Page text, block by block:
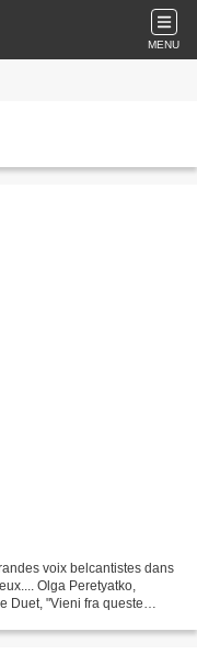
MENU
voix belcantistes dans
Olga Peretyatko,
Duet, "Vieni fra queste